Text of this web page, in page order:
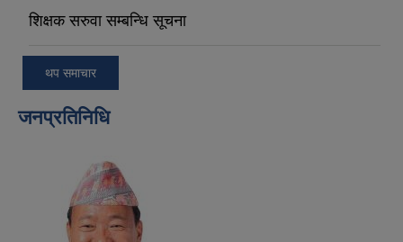
शिक्षक सरुवा सम्बन्धि सूचना
थप समाचार
जनप्रतिनिधि